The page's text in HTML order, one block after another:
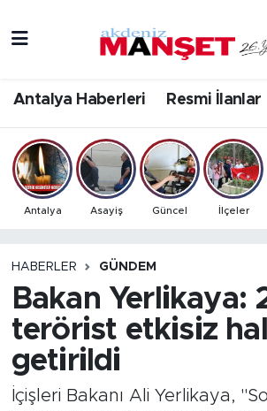
Antalya Haberleri Resmi İlanlar
Antalya Asayiş Güncel İlçeler
HABERLER GÜNDEM
Bakan Yerlikaya:
terörist etkisiz
getirildi
İçişleri Bakanı Ali Yerlikaya,
Bilim & Teknoloji
Eğitim
Ekonomi
Gündem
İlçeler
Antalya Hava Durumu
Antalya Namaz Vakitleri
Antalya Trafik Yoğunluk
Tüm Manşetler
Son Dakika Haberleri